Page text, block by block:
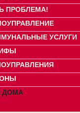
ПРОБЛЕМА!
УСЛУГИ
ДОМА